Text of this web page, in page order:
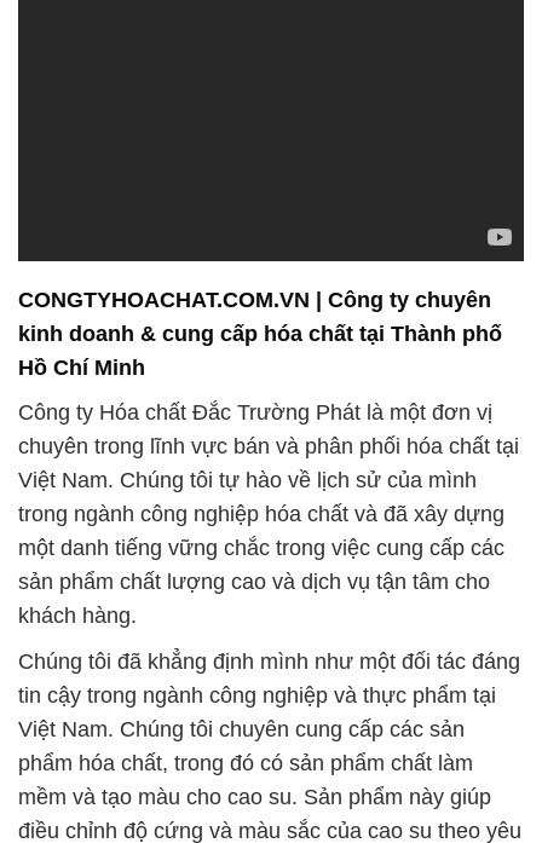
Công ty Hóa chất Đắc Trường Phát là một đơn vị
chuyên trong lĩnh vực bán và phân phối hóa chất tại
Việt Nam. Chúng tôi tự hào về lịch sử của mình
trong ngành công nghiệp hóa chất và đã xây dựng
một danh tiếng vững chắc trong việc cung cấp các
sản phẩm chất lượng cao và dịch vụ tận tâm cho
khách hàng.
Chúng tôi đã khẳng định mình như một đối tác đáng
tin cậy trong ngành công nghiệp và thực phẩm tại
Việt Nam. Chúng tôi chuyên cung cấp các sản
phẩm hóa chất, trong đó có sản phẩm chất làm
mềm và tạo màu cho cao su. Sản phẩm này giúp
điều chỉnh độ cứng và màu sắc của cao su theo yêu
cầu cụ thể của khách hàng, đảm bảo sự linh hoạt và
đáp ứng nhu cầu sản xuất.
Chúng tôi luôn cam kết phát triển và cung cấp
những giải pháp hóa chất sáng tạo và hiệu quả cho